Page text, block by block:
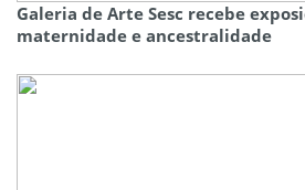
Galeria de Arte Sesc recebe
maternidade e ancestralidade